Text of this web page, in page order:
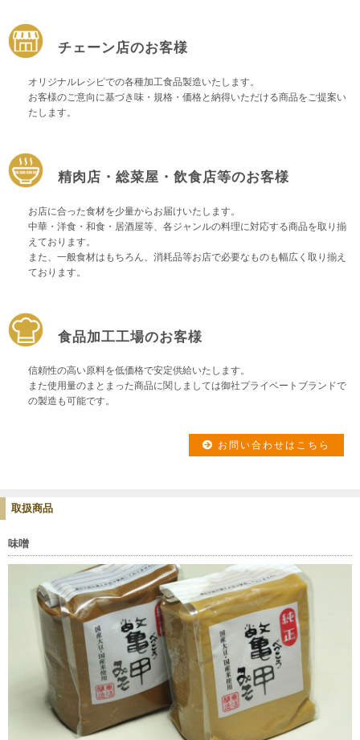
2月27日
給湯器交換・水まわりリフォームを手がけ、キッチン・浴室・トイレなど住ま
2月26日【リニューアル！】ティックコーポレーション株式会社（台東
区）：産業用ノズルVarioSprayシリーズは安定したスプレーで非常に少量の液体
を精密に、薄く、均一に噴霧。液体飛散もないありません。
段ボールもミストで濡らすことなく高温から守ります。
>>バックナンバー
チェーン店のお客様
オリジナルレシピでの各種加工食品製造いたします。
お客様のご意向に基づき味・規格・価格と納得いただける商品をご提案い
たします。
精肉店・総菜屋・飲食店等のお客様
お店に合った食材を少量からお届けいたします。
中華・洋食・和食・居酒屋等、各ジャンルの料理に対応する商品を取り揃
えております。
また、一般食材はもちろん、消耗品等お店で必要なものも幅広く取り揃え
ております。
食品加工工場のお客様
信頼性の高い原料を低価格で安定供給いたします。
また使用量のまとまった商品に関しましては御社プライベートブランドで
の製造も可能です。
お問い合わせはこちら
取扱商品
味噌